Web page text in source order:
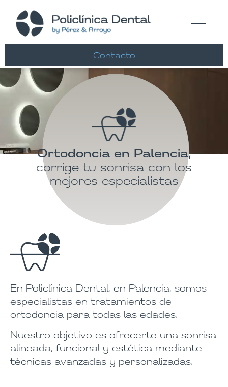
Contacto
Ortodoncia en Palencia,
corrige tu sonrisa con los
mejores especialistas
En Policlínica Dental, en Palencia, somos
especialistas en tratamientos de
ortodoncia para todas las edades.
Nuestro objetivo es ofrecerte una sonrisa
alineada, funcional y estética mediante
técnicas avanzadas y personalizadas.